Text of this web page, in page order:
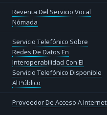
Reventa Del Servicio Vocal
Nómada
Servicio Telefónico Sobre
Redes De Datos En
Interoperabilidad Con El
Servicio Telefónico Disponible
Al Público
Proveedor De Acceso A Internet